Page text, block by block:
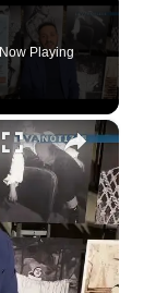
Now Playing
×